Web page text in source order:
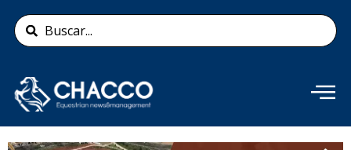
contenido
Search
...
Añade aquí tu texto de
cabecera